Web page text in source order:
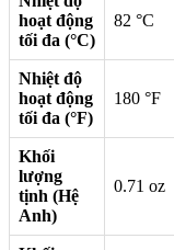
hoạt động
tối đa (°C)
82 °C
Nhiệt độ
hoạt động
tối đa (°F)
180 °F
Khối
lượng
tịnh (Hệ
Anh)
0.71 oz